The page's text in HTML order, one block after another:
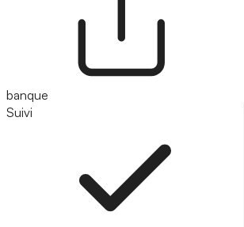
banque
Suivi